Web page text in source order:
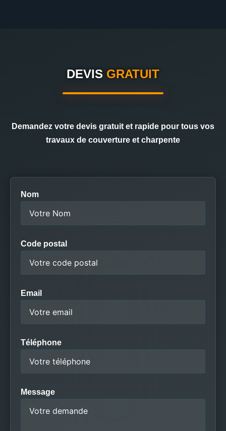
DEVIS GRATUIT
Demandez votre devis gratuit et rapide pour tous vos
travaux de couverture et charpente
Nom
Code postal
Email
Téléphone
Message